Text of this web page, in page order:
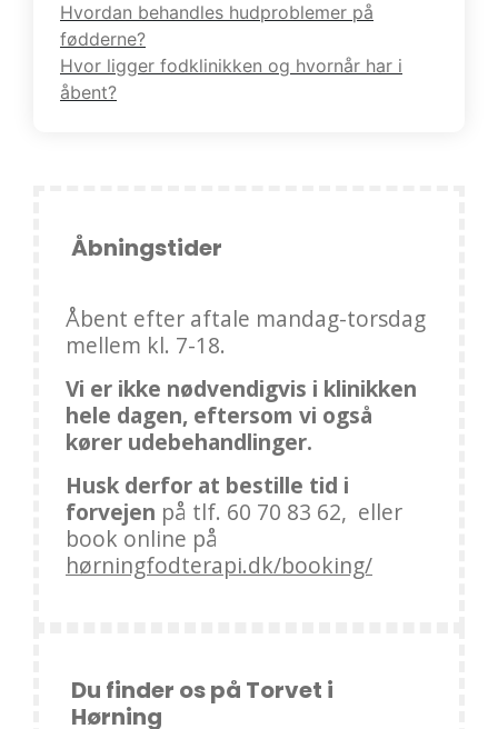
Hvordan behandles hudproblemer på
fødderne?
Hvor ligger fodklinikken og hvornår har i
åbent?
Åbningstider
Åbent efter aftale mandag-torsdag
mellem kl. 7-18.
Vi er ikke nødvendigvis i klinikken
hele dagen, eftersom vi også
kører udebehandlinger.
Husk derfor at bestille tid i
forvejen på tlf. 60 70 83 62, eller
book online på
hørningfodterapi.dk/booking/
Du finder os på Torvet i
Hørning